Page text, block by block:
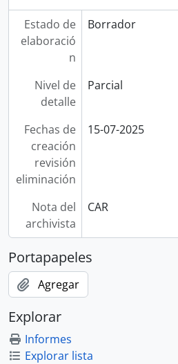
Estado de
elaboració
n
Borrador
Nivel de
detalle
Parcial
Fechas de
creación
revisión
eliminación
15-07-2025
Nota del
archivista
CAR
Portapapeles
Agregar
Explorar
Informes
Explorar lista